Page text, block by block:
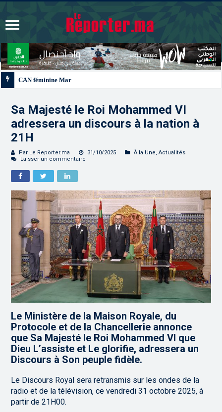
Sa Majesté le Roi Mohammed VI
adressera un discours à la nation à
21H
Par Le Reporter.ma 31/10/2025 À la Une,Actualités
Laisser un commentaire
Le Ministère de la Maison Royale, du
Protocole et de la Chancellerie annonce
que Sa Majesté le Roi Mohammed VI que
Dieu L’assiste et Le glorifie, adressera un
Discours à Son peuple fidèle.
Le Discours Royal sera retransmis sur les ondes de la
radio et de la télévision, ce vendredi 31 octobre 2025, à
partir de 21H00.